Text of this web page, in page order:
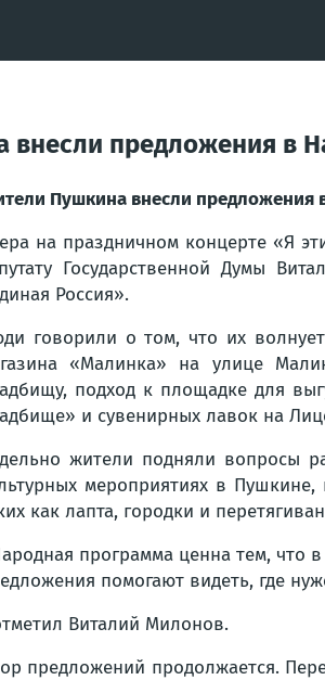
предложения в
Пушкина внесли предложения
на праздничном концерте «Я
Государственной Думы
Россия».
говорили о том, что их
«Малинка» на улице
подход к площадке для
и сувенирных лавок на
жители подняли вопросы
мероприятиях в
как лапта, городки и
программа ценна тем, что
помогают видеть, где
Виталий Милонов.
предложений продолжается.